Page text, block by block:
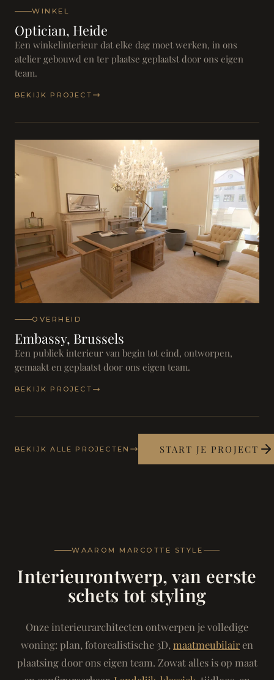
WINKEL
Optician, Heide
Een winkelinterieur dat elke dag moet werken, in ons
atelier gebouwd en ter plaatse geplaatst door ons eigen
team.
BEKIJK PROJECT
OVERHEID
Embassy, Brussels
Een publiek interieur van begin tot eind, ontworpen,
gemaakt en geplaatst door ons eigen team.
BEKIJK PROJECT
BEKIJK ALLE PROJECTEN START JE PROJECT
WAAROM MARCOTTE STYLE
Interieurontwerp, van eerste
schets tot styling
Onze interieurarchitecten ontwerpen je volledige
woning: plan, fotorealistische 3D, maatmeubilairen
plaatsing door ons eigen team. Zowat alles is op maat